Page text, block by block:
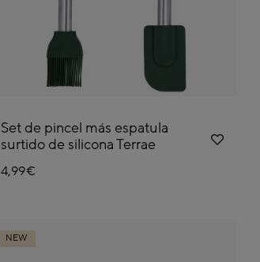
Set de pincel más espatula
surtido de silicona Terrae
4,99€
NEW